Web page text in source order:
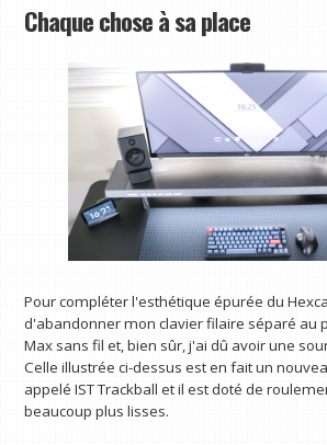
Chaque chose à sa place
Pour compléter l'esthétique épurée du
d'abandonner mon clavier filaire séparé au
Max sans fil et, bien sûr, j'ai dû avoir une
Celle illustrée ci-dessus est en fait un
appelé IST Trackball et il est doté de
beaucoup plus lisses.